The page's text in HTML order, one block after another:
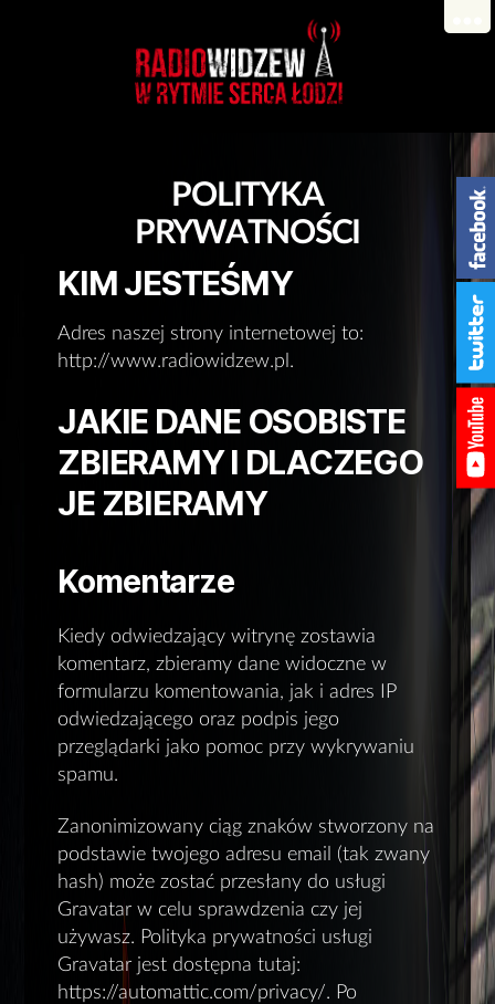
POLITYKA
PRYWATNOŚCI
KIM JESTEŚMY
Adres naszej strony internetowej to:
http://www.radiowidzew.pl.
JAKIE DANE OSOBISTE
ZBIERAMY I DLACZEGO
JE ZBIERAMY
Komentarze
Kiedy odwiedzający witrynę zostawia
komentarz, zbieramy dane widoczne w
formularzu komentowania, jak i adres IP
odwiedzającego oraz podpis jego
przeglądarki jako pomoc przy wykrywaniu
spamu.
Zanonimizowany ciąg znaków stworzony na
podstawie twojego adresu email (tak zwany
hash) może zostać przesłany do usługi
Gravatar w celu sprawdzenia czy jej
używasz. Polityka prywatności usługi
Gravatar jest dostępna tutaj:
https://automattic.com/privacy/. Po